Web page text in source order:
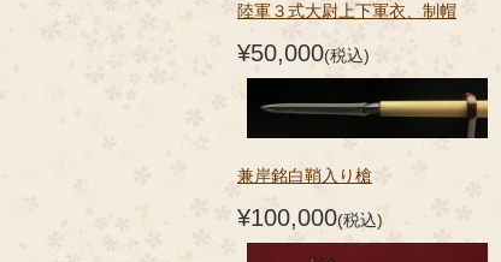
陸軍３式大尉上下軍衣、制帽
¥50,000(税込)
兼岸銘白鞘入り槍
¥100,000(税込)